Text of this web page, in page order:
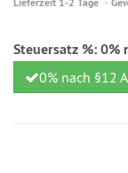
Steuersatz %:0%
0% nach §12